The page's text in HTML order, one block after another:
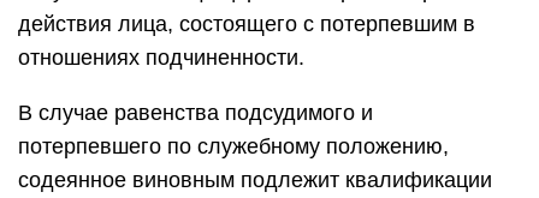
действия лица, состоящего с потерпевшим в
отношениях подчиненности.
В случае равенства подсудимого и
потерпевшего по служебному положению,
содеянное виновным подлежит квалификации